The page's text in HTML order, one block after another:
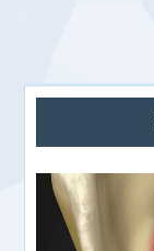
Sidebar
chính